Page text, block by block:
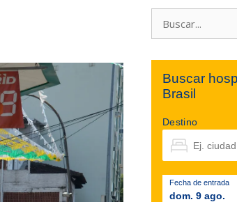
Buscar
Brasil
Destino
Fecha de entrada
dom. 9 ago.